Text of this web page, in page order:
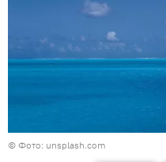
© Фото: unsplash.com